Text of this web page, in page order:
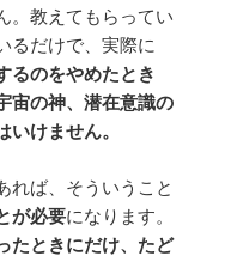
。教えてもらってい
るだけで、実際に
るのをやめたとき
宙の神、潜在意識の
けません。
れば、そういうこと
が必要になります。
たときにだけ、たど